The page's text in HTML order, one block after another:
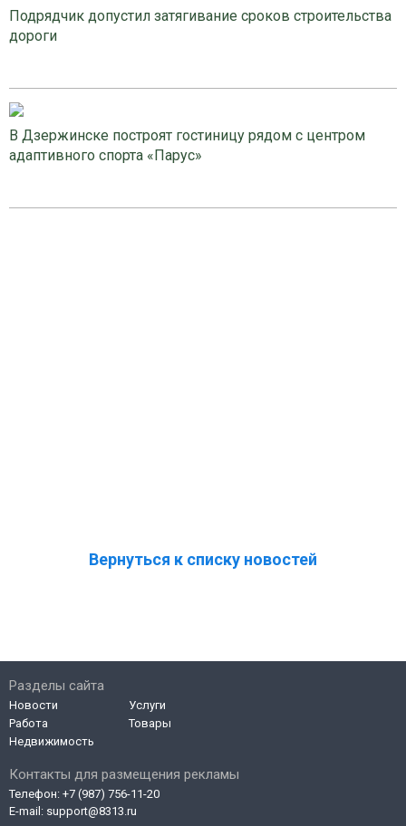
Подрядчик допустил затягивание сроков строительства
дороги
В Дзержинске построят гостиницу рядом с центром
адаптивного спорта «Парус»
Вернуться к списку новостей
Контакты для размещения рекламы
Телефон: +7 (987) 756-11-20
E-mail: support@8313.ru
Разделы сайта
Новости
Работа
Недвижимость
Услуги
Товары